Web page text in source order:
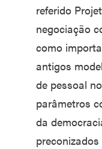
referido
negociação
como
antigos
de pessoal
parâmetros
da